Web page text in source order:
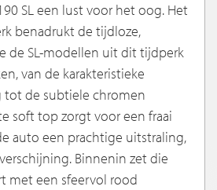
SL een lust voor het oog. Het
benadrukt de tijdloze,
de SL-modellen uit dit tijdperk
van de karakteristieke
de subtiele chromen
soft top zorgt voor een fraai
auto een prachtige uitstraling,
Binnenin zet die
met een sfeervol rood